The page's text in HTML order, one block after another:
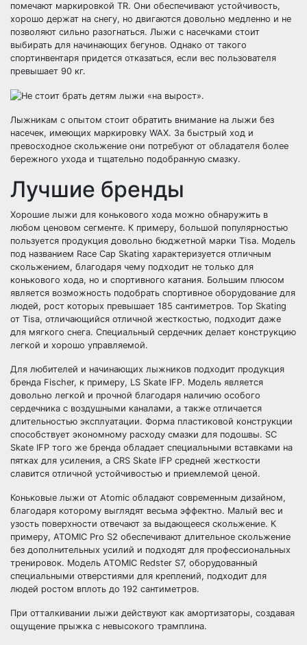
помечают маркировкой TR. Они обеспечивают устойчивость,
хорошо держат на снегу, но двигаются довольно медленно и не
позволяют сильно разогнаться. Лыжи с насечками стоит
выбирать для начинающих бегунов. Однако от такого
спортинвентаря придется отказаться, если вес пользователя
превышает 90 кг.
Лыжникам с опытом стоит обратить внимание на лыжи без
насечек, имеющих маркировку WAX. За быстрый ход и
превосходное скольжение они потребуют от обладателя более
бережного ухода и тщательно подобранную смазку.
Лучшие бренды
Хорошие лыжи для конькового хода можно обнаружить в
любом ценовом сегменте. К примеру, большой популярностью
пользуется продукция довольно бюджетной марки Tisa. Модель
под названием Race Cap Skating характеризуется отличным
скольжением, благодаря чему подходит не только для
конькового хода, но и спортивного катания. Большим плюсом
является возможность подобрать спортивное оборудование для
людей, рост которых превышает 185 сантиметров. Top Skating
от Tisa, отличающийся отличной жесткостью, подходит даже
для мягкого снега. Специальный сердечник делает конструкцию
легкой и хорошо управляемой.
Для любителей и начинающих лыжников подходит продукция
бренда Fischer, к примеру, LS Skate IFP. Модель является
довольно легкой и прочной благодаря наличию особого
сердечника с воздушными каналами, а также отличается
длительностью эксплуатации. Форма пластиковой конструкции
способствует экономному расходу смазки для подошвы. SC
Skate IFP того же бренда обладает специальными вставками на
пятках для усиления, а CRS Skate IFP средней жесткости
славится отличной устойчивостью и приемлемой ценой.
Коньковые лыжи от Atomic обладают современным дизайном,
благодаря которому выглядят весьма эффектно. Малый вес и
узость поверхности отвечают за выдающееся скольжение. К
примеру, ATOMIC Pro S2 обеспечивают длительное скольжение
без дополнительных усилий и подходят для профессиональных
тренировок. Модель ATOMIC Redster S7, оборудованный
специальными отверстиями для креплений, подходит для
людей ростом вплоть до 192 сантиметров.
При отталкивании лыжи действуют как амортизаторы, создавая
ощущение прыжка с невысокого трамплина.